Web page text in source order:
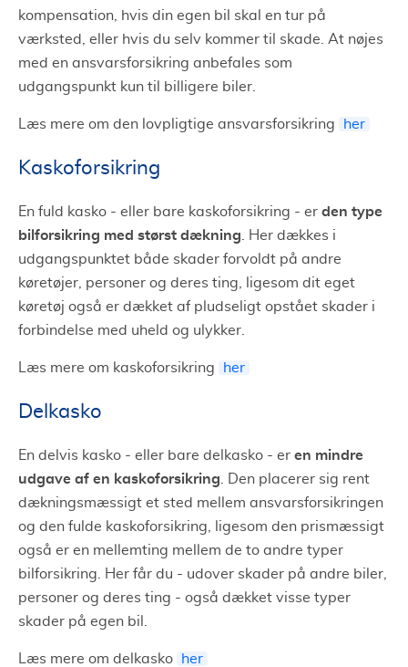
kompensation, hvis din egen bil skal en tur på
værksted, eller hvis du selv kommer til skade. At nøjes
med en ansvarsforsikring anbefales som
udgangspunkt kun til billigere biler.
Læs mere om den lovpligtige ansvarsforsikring her
Kaskoforsikring
En fuld kasko - eller bare kaskoforsikring - er den type
bilforsikring med størst dækning . Her dækkes i
udgangspunktet både skader forvoldt på andre
køretøjer, personer og deres ting, ligesom dit eget
køretøj også er dækket af pludseligt opstået skader i
forbindelse med uheld og ulykker.
Læs mere om kaskoforsikring her
Delkasko
En delvis kasko - eller bare delkasko - er en mindre
udgave af en kaskoforsikring . Den placerer sig rent
dækningsmæssigt et sted mellem ansvarsforsikringen
og den fulde kaskoforsikring, ligesom den prismæssigt
også er en mellemting mellem de to andre typer
bilforsikring. Her får du - udover skader på andre biler,
personer og deres ting - også dækket visse typer
skader på egen bil.
Læs mere om delkasko her